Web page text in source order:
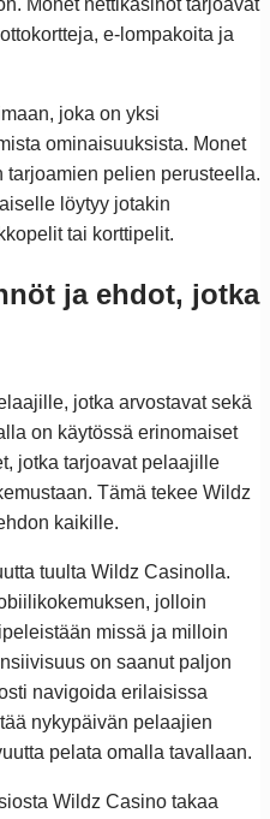
e-lompakoita ja
joka on yksi
ominaisuuksista. Monet
pelien perusteella.
löytyy jotakin
tai korttipelit.
ja ehdot, jotka
jotka arvostavat sekä
on käytössä erinomaiset
jotka tarjoavat pelaajille
Tämä tekee Wildz
kaikille.
tuulta Wildz Casinolla.
jolloin
missä ja milloin
on saanut paljon
navigoida erilaisissa
nykypäivän pelaajien
pelata omalla tavallaan.
Wildz Casino takaa